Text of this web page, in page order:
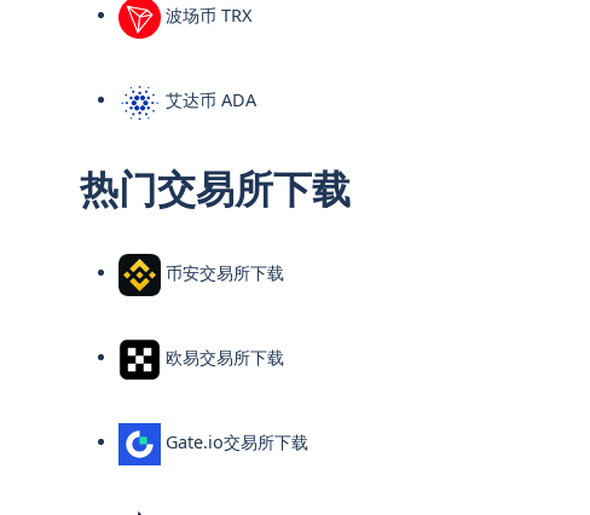
波场币 TRX
艾达币 ADA
热门交易所下载
币安交易所下载
欧易交易所下载
Gate.io交易所下载